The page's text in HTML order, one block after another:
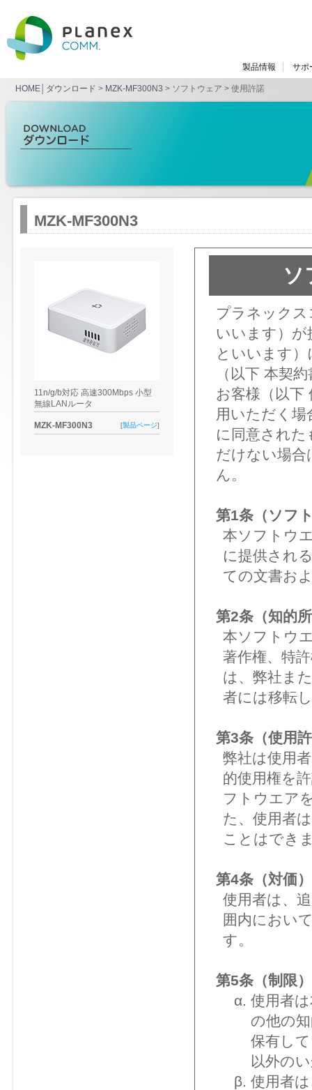
製品情報 サポ
HOME ダウンロード > MZK-MF300N3 > ソフトウェア > 使用許諾
MZK-MF300N3
11n/g/b対応 高速300Mbps 小型
無線LANルータ
MZK-MF300N3 [製品ページ]
ソ
プラネック
いいます）
といいます
（以下 本契
お客様（以下
用いただく場
に同意された
だけない場
ん。
第1条（ソフ
本ソフトウ
に提供され
ての文書お
第2条（知的
本ソフトウ
著作権、特
は、弊社ま
者には移転
第3条（使用
弊社は使用
的使用権を
フトウエア
た、使用者
ことはでき
第4条（対価）
使用者は、
囲内におい
す。
第5条（制限）
使用者
の他の
保有し
以外の
使用者